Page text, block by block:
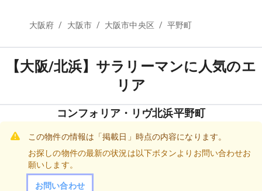
大阪府 / 大阪市 / 大阪市中央区 / 平野町
【大阪/北浜】サラリーマンに人気のエ
リア
コンフォリア・リヴ北浜平野町
この物件の情報は「掲載日」時点の内容になります。
お探しの物件の最新の状況は以下ボタンよりお問い合わせお
願いします。
お問い合わせ